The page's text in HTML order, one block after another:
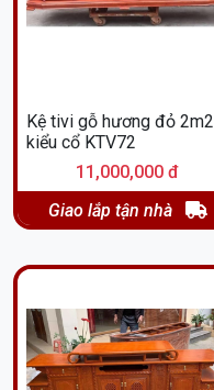
Kệ tivi gỗ hương đỏ 2m2
kiểu cổ KTV72
11,000,000 đ
Giao lắp tận nhà